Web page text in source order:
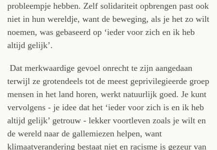
probleempje hebben. Zelf solidariteit opbrengen past ook
niet in hun wereldje, want de beweging, als je het zo wilt
noemen, was gebaseerd op ‘ieder voor zich en ik heb
altijd gelijk’.
Dat merkwaardige gevoel onrecht te zijn aangedaan
terwijl ze grotendeels tot de meest geprivilegieerde groep
mensen in het land horen, werkt natuurlijk goed. Je kunt
vervolgens - je idee dat het ‘ieder voor zich is en ik heb
altijd gelijk’ getrouw - lekker voortleven zoals je wilt en
de wereld naar de gallemiezen helpen, want
klimaatverandering bestaat niet en racisme is gezeur van